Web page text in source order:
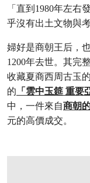
「直到1980年左右
乎沒有出土文物與
婦好是商朝王后，
1200年去世。其完
收藏夏商西周古玉
的 「雲中玉筵 重要
中，一件來自商朝
元的高價成交。